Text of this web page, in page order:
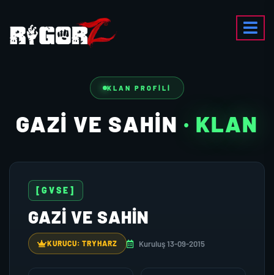
KLAN PROFILI
GAZI VE SAHIN · KLAN
[GVSE]
GAZI VE SAHIN
KURUCU: TRYHARZ Kuruluş 13-09-2015